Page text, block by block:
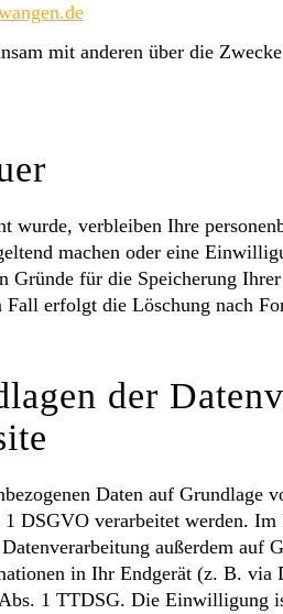
mit anderen über die
wurde, verbleiben Ihre
machen oder eine
für die Speicherung Ihrer
erfolgt die Löschung nach
der
Daten auf Grundlage
DSGVO verarbeitet werden. Im
außerdem auf
in Ihr Endgerät (z. B. via
1 TTDSG. Die Einwilligung